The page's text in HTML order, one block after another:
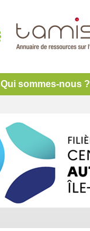
Qui sommes-nous ?